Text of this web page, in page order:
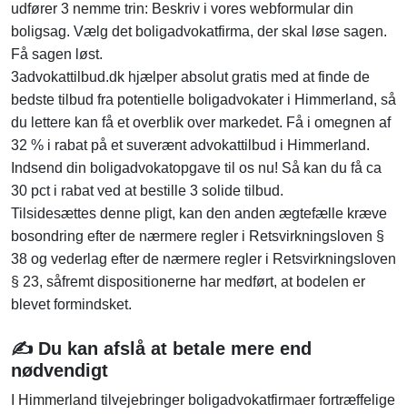
udfører 3 nemme trin: Beskriv i vores webformular din
boligsag. Vælg det boligadvokatfirma, der skal løse sagen.
Få sagen løst.
3advokattilbud.dk hjælper absolut gratis med at finde de
bedste tilbud fra potentielle boligadvokater i Himmerland, så
du lettere kan få et overblik over markedet. Få i omegnen af
32 % i rabat på et suverænt advokattilbud i Himmerland.
Indsend din boligadvokatopgave til os nu! Så kan du få ca
30 pct i rabat ved at bestille 3 solide tilbud.
Tilsidesættes denne pligt, kan den anden ægtefælle kræve
bosondring efter de nærmere regler i Retsvirkningsloven §
38 og vederlag efter de nærmere regler i Retsvirkningsloven
§ 23, såfremt dispositionerne har medført, at bodelen er
blevet formindsket.
✍️ Du kan afslå at betale mere end
nødvendigt
I Himmerland tilvejebringer boligadvokatfirmaer fortræffelige